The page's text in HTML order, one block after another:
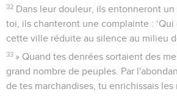
32 Dans leur douleur, ils entonneront
toi, ils chanteront une complainte : ‘Qui
cette ville réduite au silence au milieu
33 » Quand tes denrées sortaient des
grand nombre de peuples. Par
de tes marchandises, tu enrichissais les